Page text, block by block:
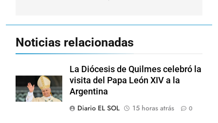
Noticias relacionadas
La Diócesis de Quilmes celebró la
visita del Papa León XIV a la
Argentina
Diario EL SOL
15 horas atrás 0